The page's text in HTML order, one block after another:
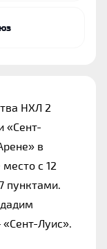
НХЛ 2
«Сент-
в
с 12
пунктами.
«Сент-Луис».